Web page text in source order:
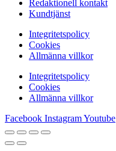
Redaktionell kontakt
Kundtjänst
Integritetspolicy
Cookies
Allmänna villkor
Integritetspolicy
Cookies
Allmänna villkor
Facebook InstagramYoutube